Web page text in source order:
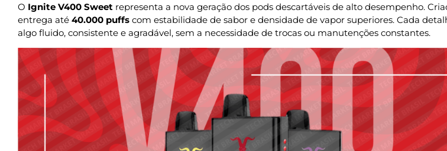
O Ignite V400 Sweet representa a nova geração dos pods descartáveis de alto desempenho.
entrega até 40.000 puffs com estabilidade de sabor e densidade de vapor superiores. Cada
algo fluido, consistente e agradável, sem a necessidade de trocas ou manutenções constantes.